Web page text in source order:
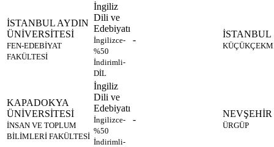
İSTANBUL AYDIN
ÜNİVERSİTESİ
FEN-EDEBİYAT
FAKÜLTESİ
İngiliz
Dili ve
Edebiyatı
İngilizce-
%50
İndirimli-
DİL
-
İSTANBUL
KAPADOKYA
ÜNİVERSİTESİ
İNSAN VE TOPLUM
BİLİMLERİ FAKÜLTESİ
İngiliz
Dili ve
Edebiyatı
İngilizce-
%50
İndirimli-
-
NEVŞEHİR
ÜRGÜP